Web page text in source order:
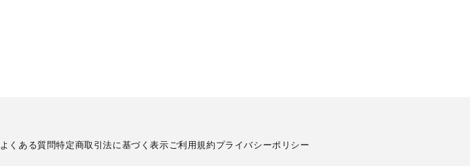
よくある質問特定商取引法に基づく表示ご利用規約 プライバシーポリシー